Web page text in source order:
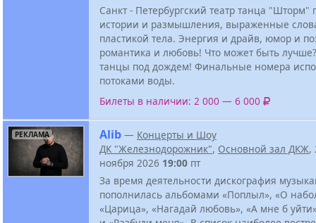
Санкт - Петербургский театр танца "Шторм"
истории и размышления, выраженные
пластикой тела. Энергия и драйв, юмор и
романтика и любовь! Что может быть
танцы под дождем! Финальные номера
потоками воды.
Билеты в наличии: 2 000 — 6 000
РЕКЛАМА Alib — Концерты и Шоу
ДК "Железнодорожник", Основной зал ДКЖ,
ноября 2026 19:00 пт
За время деятельности дискография
пополнилась альбомами «Поплыл», «О
«Царица», «Нагадай любовь», «А мне б